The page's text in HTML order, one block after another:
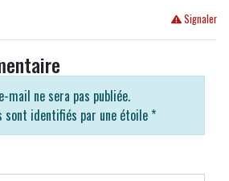
Signaler
mail ne sera pas publiée.
sont identifiés par une étoile *